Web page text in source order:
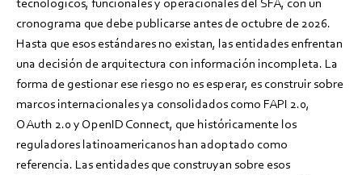
cronograma que debe publicarse antes de octubre de 2026.
Hasta que esos estándares no existan, las entidades enfrentan
una decisión de arquitectura con información incompleta. La
forma de gestionar ese riesgo no es esperar, es construir sobre
marcos internacionales ya consolidados como FAPI 2.0,
OAuth 2.0 y OpenID Connect, que históricamente los
reguladores latinoamericanos han adoptado como
referencia. Las entidades que construyan sobre esos